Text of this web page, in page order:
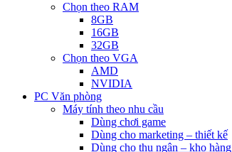
Chọn theo RAM
8GB
16GB
32GB
Chọn theo VGA
AMD
NVIDIA
PC Văn phòng
Máy tính theo nhu cầu
Dùng chơi game
Dùng cho marketing – thiết kế
Dùng cho thu ngân – kho hàng